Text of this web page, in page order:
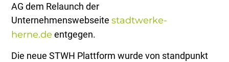
AG dem Relaunch der
Unternehmenswebseitestadtwerke-
herne.de entgegen.
Die neue STWH Plattform wurde von standpunkt